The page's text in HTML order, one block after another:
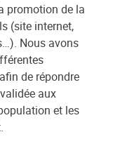
promotion de la
(site internet,
Nous avons
de répondre
aux
et les